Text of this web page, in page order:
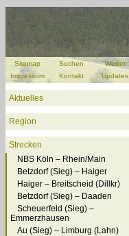
Sitemap Suchen
Wetter
Impressum
Kontakt Updates
Aktuelles
Region
Strecken
NBS Köln – Rhein/Main
Betzdorf (Sieg) – Haiger
Haiger – Breitscheid (Dillkr)
Betzdorf (Sieg) – Daaden
Scheuerfeld (Sieg) –
Emmerzhausen
Au (Sieg) – Limburg (Lahn)